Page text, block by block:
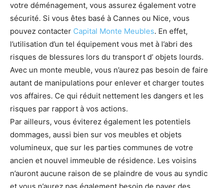
votre déménagement, vous assurez également votre
sécurité. Si vous êtes basé à Cannes ou Nice, vous
pouvez contacter Capital Monte Meubles. En effet,
l’utilisation d’un tel équipement vous met à l’abri des
risques de blessures lors du transport d’ objets lourds.
Avec un monte meuble, vous n’aurez pas besoin de faire
autant de manipulations pour enlever et charger toutes
vos affaires. Ce qui réduit nettement les dangers et les
risques par rapport à vos actions.
Par ailleurs, vous éviterez également les potentiels
dommages, aussi bien sur vos meubles et objets
volumineux, que sur les parties communes de votre
ancien et nouvel immeuble de résidence. Les voisins
n’auront aucune raison de se plaindre de vous au syndic